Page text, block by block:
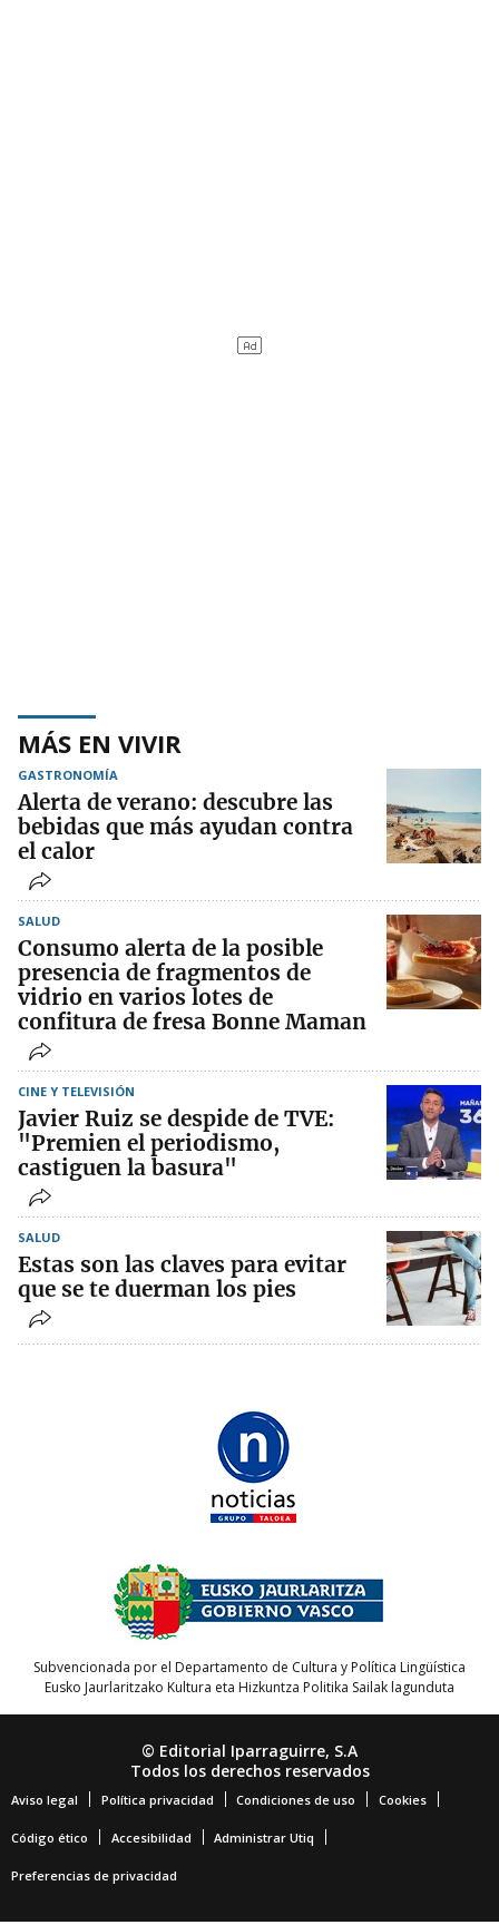
MÁS EN VIVIR
GASTRONOMÍA
Alerta de verano: descubre las
bebidas que más ayudan contra
el calor
SALUD
Consumo alerta de la posible
presencia de fragmentos de
vidrio en varios lotes de
confitura de fresa Bonne Maman
CINE Y TELEVISIÓN
Javier Ruiz se despide de TVE:
"Premien el periodismo,
castiguen la basura"
SALUD
Estas son las claves para evitar
que se te duerman los pies
Subvencionada por el Departamento de Cultura y Política Lingüística
Eusko Jaurlaritzako Kultura eta Hizkuntza Politika Sailak lagunduta
© Editorial Iparraguirre, S.A
Todos los derechos reservados
Aviso legal Política privacidad Condiciones de uso Cookies
Código ético Accesibilidad Administrar Utiq
Preferencias de privacidad